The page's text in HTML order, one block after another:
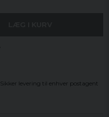
Sikker levering til enhver postagent